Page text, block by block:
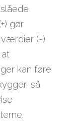
gør
værdier (-)
kan føre
så